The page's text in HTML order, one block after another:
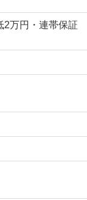
2万円・連帯保証